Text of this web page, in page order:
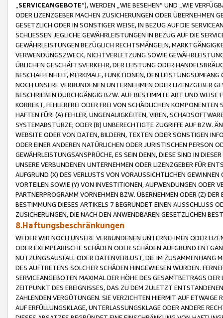
SERVICEANGEBOTE“), WERDEN „WIE BESEHEN“ UND „WIE
ODER LIZENZGEBER MACHEN ZUSICHERUNGEN ODER ÜBERNEHMEN
GESETZLICH ODER IN SONSTIGER WEISE, IN BEZUG AUF DIE
SCHLIESSEN JEGLICHE GEWÄHRLEISTUNGEN IN BEZUG AUF DIE
GEWÄHRLEISTUNGEN BEZÜGLICH RECHTSMÄNGELN,
VERWENDUNGSZWECK, NICHTVERLETZUNG SOWIE
ÜBLICHEN GESCHÄFTSVERKEHR, DER LEISTUNG ODER
BESCHAFFENHEIT, MERKMALE, FUNKTIONEN, DEN
NOCH UNSERE VERBUNDENEN UNTERNEHMEN ODER LIZENZGEBER
BESCHRIEBEN DURCHGÄNGIG BZW. AUF BESTIMMTE ART UND
KORREKT, FEHLERFREI ODER FREI VON SCHÄDLICHEN
HAFTEN FÜR: (A) FEHLER, UNGENAUIGKEITEN, VIREN,
SYSTEMABSTÜRZE; ODER (B) UNBERECHTIGTE ZUGRIFFE AUF BZW.
WEBSITE ODER VON DATEN, BILDERN, TEXTEN ODER SONSTIGEN
ODER EINER ANDEREN NATÜRLICHEN ODER JURISTISCHEN PERSON
GEWÄHRLEISTUNGSANSPRÜCHE, ES SEIN DENN, DIESE SIND IN
UNSERE VERBUNDENEN UNTERNEHMEN ODER LIZENZGEBER FÜR
AUFGRUND (X) DES VERLUSTS VON VORAUSSICHTLICHEN
VORTEILEN SOWIE (Y) VON INVESTITIONEN, AUFWENDUNGEN ODER
PARTNERPROGRAMM VORNEHMEN BZW. ÜBERNEHMEN ODER (Z)
BESTIMMUNG DIESES ARTIKELS 7 BEGRÜNDET EINEN AUSSCHLUSS
ZUSICHERUNGEN, DIE NACH DEN ANWENDBAREN GESETZLICHEN
8.Haftungsbeschränkungen
WEDER WIR NOCH UNSERE VERBUNDENEN UNTERNEHMEN ODER
ODER EXEMPLARISCHE SCHÄDEN ODER SCHÄDEN AUFGRUND
NUTZUNGSAUSFALL ODER DATENVERLUST, DIE IM ZUSAMMENHANG
DES AUFTRETENS SOLCHER SCHÄDEN HINGEWIESEN WURDEN.
SERVICEANGEBOTEN MAXIMAL DER HÖHE DES GESAMTBETRAGS
ZEITPUNKT DES EREIGNISSES, DAS ZU DEM ZULETZT
ZAHLENDEN VERGÜTUNGEN. SIE VERZICHTEN HIERMIT AUF
AUF ERFÜLLUNGSKLAGE, UNTERLASSUNGSKLAGE ODER ANDERE